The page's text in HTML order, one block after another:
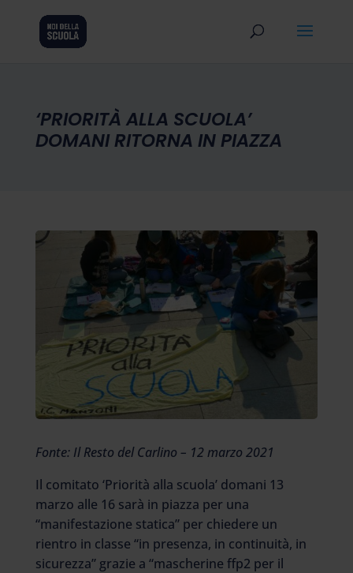
‘PRIORITÀ ALLA SCUOLA’
DOMANI RITORNA IN PIAZZA
Fonte: Il Resto del Carlino – 12 marzo 2021
Il comitato ‘Priorità alla scuola’ domani 13
marzo alle 16 sarà in piazza per una
“manifestazione statica” per chiedere un
rientro in classe “in presenza, in continuità, in
sicurezza” grazie a “mascherine ffp2 per il